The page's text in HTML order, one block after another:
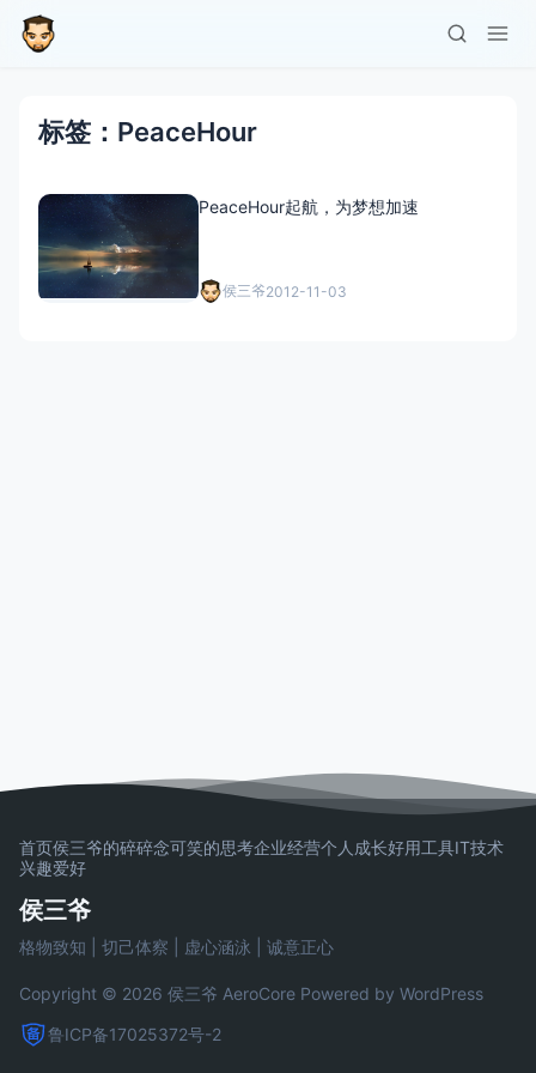
标签：PeaceHour
PeaceHour起航，为梦想加速
侯三爷2012-11-03
首页侯三爷的碎碎念可笑的思考企业经营个人成长好用工具IT技术
兴趣爱好
侯三爷
格物致知 | 切己体察 | 虚心涵泳 | 诚意正心
Copyright © 2026 侯三爷 AeroCore Powered by WordPress
鲁ICP备17025372号-2